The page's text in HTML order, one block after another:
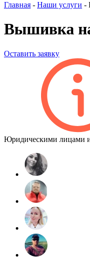
Главная - Наши услуги -
Вышивка
Оставить заявку
Юридическими лицами